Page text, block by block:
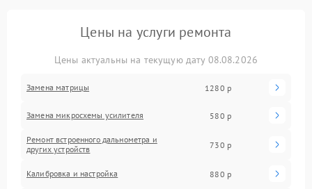
Цены на услуги ремонта
Цены актуальны на текущую дату 08.08.2026
Замена матрицы 1280 р
Замена микросхемы усилителя 580 р
Ремонт встроенного дальнометра и
других устройств
730 р
Калибровка и настройка 880 р